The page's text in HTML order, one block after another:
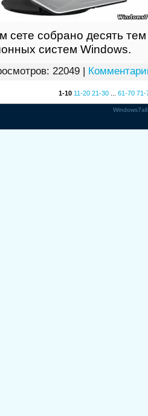
сете собрано десять
систем Windows.
22049 |
1-10 11-20 21-30 ... 61-70 71-